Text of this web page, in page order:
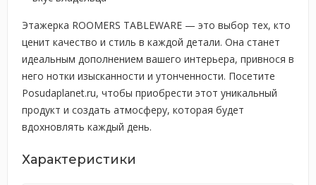
Этажерка ROOMERS TABLEWARE — это выбор тех, кто
ценит качество и стиль в каждой детали. Она станет
идеальным дополнением вашего интерьера, привнося в
него нотки изысканности и утонченности. Посетите
Posudaplanet.ru, чтобы приобрести этот уникальный
продукт и создать атмосферу, которая будет
вдохновлять каждый день.
Характеристики